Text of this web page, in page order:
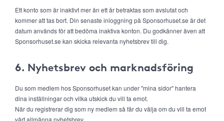
Ett konto som är inaktivt mer än ett år betraktas som avslutat och
kommer att tas bort. Din senaste inloggning på Sponsorhuset.se är det
datum används för att bedöma inaktiva konton. Du godkänner även att
Sponsorhuset.se kan skicka relevanta nyhetsbrev till dig.
6. Nyhetsbrev och marknadsföring
Du som medlem hos Sponsorhuset kan under "mina sidor" hantera
dina inställningar och vilka utskick du vill ta emot.
När du registrerar dig som ny medlem så får du välja om du vill ta emot
vårt allmänna nyhetsbrev.